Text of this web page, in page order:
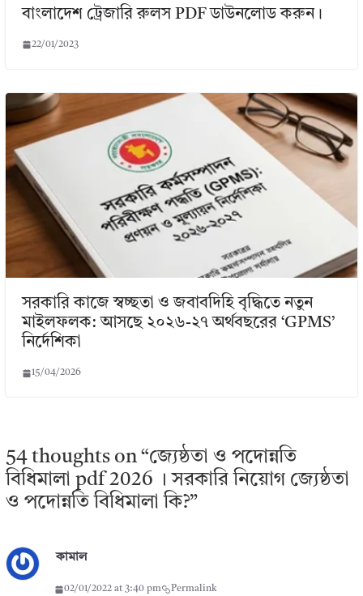
বাংলাদেশ ট্রেজারি রুলস PDF ডাউনলোড করুন।
22/01/2023
সরকারি কাজে স্বচ্ছতা ও জবাবদিহি বৃদ্ধিতে নতুন
মাইলফলক: আসছে ২০২৬-২৭ অর্থবছরের ‘GPMS’
নির্দেশিকা
15/04/2026
54 thoughts on “জ্যেষ্ঠতা ও পদোন্নতি
বিধিমালা pdf 2026 । সরকারি নিয়োগ জ্যেষ্ঠতা
ও পদোন্নতি বিধিমালা কি?”
কামাল
02/01/2022 at 3:40 pm Permalink